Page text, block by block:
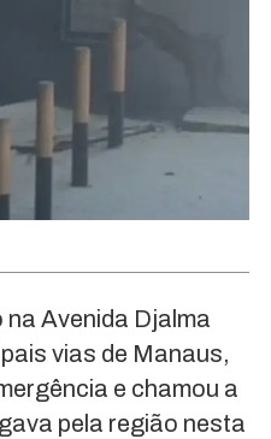
Avenida Djalma
vias de Manaus,
e chamou a
pela região nesta